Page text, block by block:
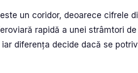
un coridor, deoarece cifrele
rapidă a unei strâmtori
diferența decide dacă se